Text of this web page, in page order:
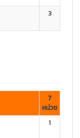
3
7
หน่วย
1